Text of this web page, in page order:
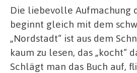
Die liebevolle Aufmachung
beginnt gleich mit dem
„Nordstadt“ ist aus dem
kaum zu lesen, das „kocht“
Schlägt man das Buch auf,